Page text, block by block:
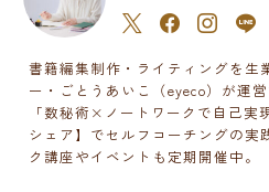
書籍編集制作・ライティングを生
ー・ごとうあいこ（eyeco）が運
「数秘術×ノートワークで自己実
シェア】でセルフコーチングの実
ク講座やイベントも定期開催中。